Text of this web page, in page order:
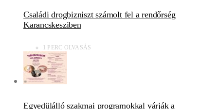
Családi drogbizniszt számolt fel a rendőrség
Karancskesziben
1 PERC OLVASÁS
Egyedülálló szakmai programokkal várják a